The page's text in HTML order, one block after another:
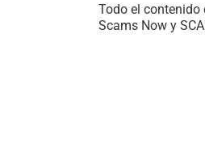
Todo el contenido
Scams Now y